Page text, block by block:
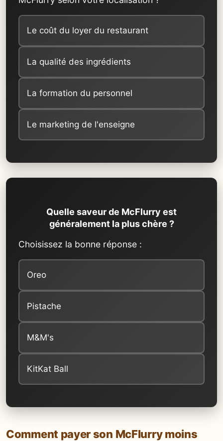
Le coût du loyer du restaurant
La qualité des ingrédients
La formation du personnel
Le marketing de l'enseigne
Quelle saveur de McFlurry est
généralement la plus chère ?
Choisissez la bonne réponse :
Oreo
Pistache
M&M's
KitKat Ball
Comment payer son McFlurry moins